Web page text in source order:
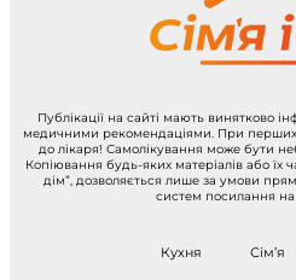
Публікації на сайті мають винятково
медичними рекомендаціями. При перших
до лікаря! Самолікування може бути
Копіювання будь-яких матеріалів або їх
дім”, дозволяється лише за умови
систем посилання
Кухня Сім’я